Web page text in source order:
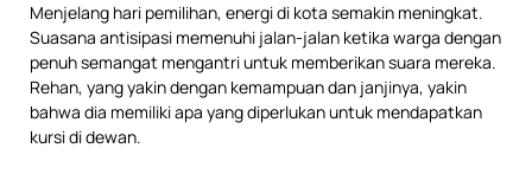
Menjelang hari pemilihan, energi di kota semakin meningkat.
Suasana antisipasi memenuhi jalan-jalan ketika warga dengan
penuh semangat mengantri untuk memberikan suara mereka.
Rehan, yang yakin dengan kemampuan dan janjinya, yakin
bahwa dia memiliki apa yang diperlukan untuk mendapatkan
kursi di dewan.